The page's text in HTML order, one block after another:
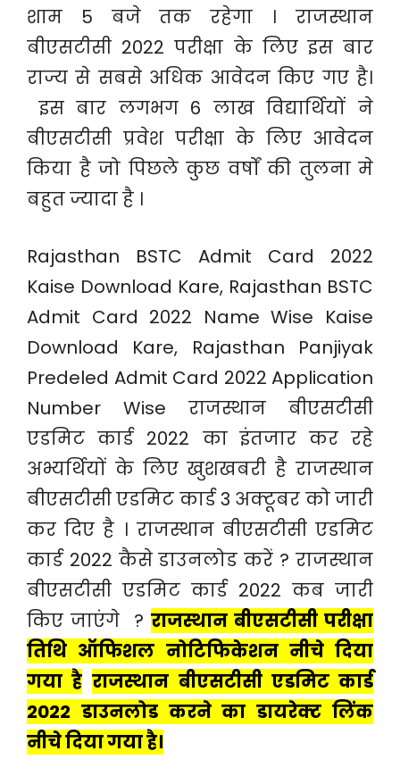
शाम 5 बजे तक रहेगा । राजस्थान
बीएसटीसी 2022 परीक्षा के लिए इस बार
राज्य से सबसे अधिक आवेदन किए गए है।
इस बार लगभग 6 लाख विद्यार्थियों ने
बीएसटीसी प्रवेश परीक्षा के लिए आवेदन
किया है जो पिछले कुछ वर्षों की तुलना मे
बहुत ज्यादा है ।
Rajasthan BSTC Admit Card 2022
Kaise Download Kare, Rajasthan BSTC
Admit Card 2022 Name Wise Kaise
Download Kare, Rajasthan Panjiyak
Predeled Admit Card 2022 Application
Number Wise राजस्थान बीएसटीसी
एडमिट कार्ड 2022 का इंतजार कर रहे
अभ्यर्थियों के लिए खुशखबरी है राजस्थान
बीएसटीसी एडमिट कार्ड 3 अक्टूबर को जारी
कर दिए है । राजस्थान बीएसटीसी एडमिट
कार्ड 2022‌ कैसे डाउनलोड करें ? राजस्थान
बीएसटीसी एडमिट कार्ड 2022 कब जारी
किए जाएंगे ? राजस्थान बीएसटीसी परीक्षा
तिथि ऑफिशल नोटिफिकेशन नीचे दिया
गया है राजस्थान बीएसटीसी एडमिट कार्ड
2022 डाउनलोड करने का डायरेक्ट लिंक
नीचे दिया गया है।